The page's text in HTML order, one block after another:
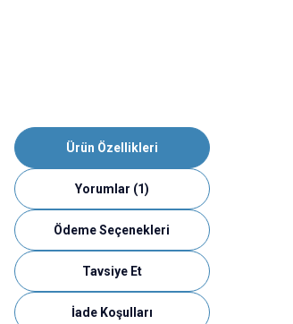
Ürün Özellikleri
Yorumlar (1)
Ödeme Seçenekleri
Tavsiye Et
İade Koşulları